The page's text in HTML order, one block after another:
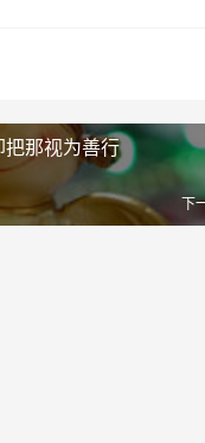
那视为善行
下